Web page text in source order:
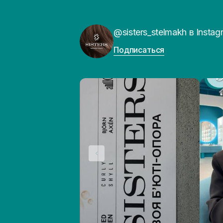
@sisters_stelmakh в
Подписаться